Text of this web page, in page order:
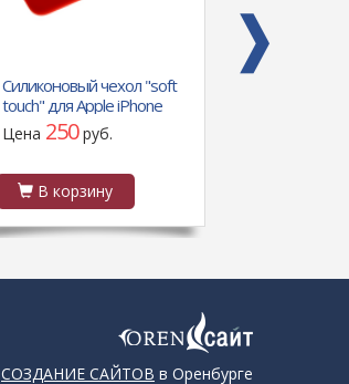
Силиконовый чехол "soft
touch" для Apple iPhone
5G/5S Красный
Цена 250руб.
В корзину
СОЗДАНИЕ САЙТОВ в Оренбурге